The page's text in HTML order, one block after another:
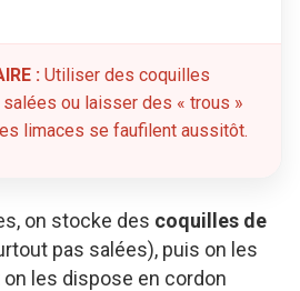
: Utiliser des coquilles
ou laisser des « trous »
limaces se faufilent aussitôt.
on stocke des coquilles de
pas salées), puis on les
les dispose en cordon